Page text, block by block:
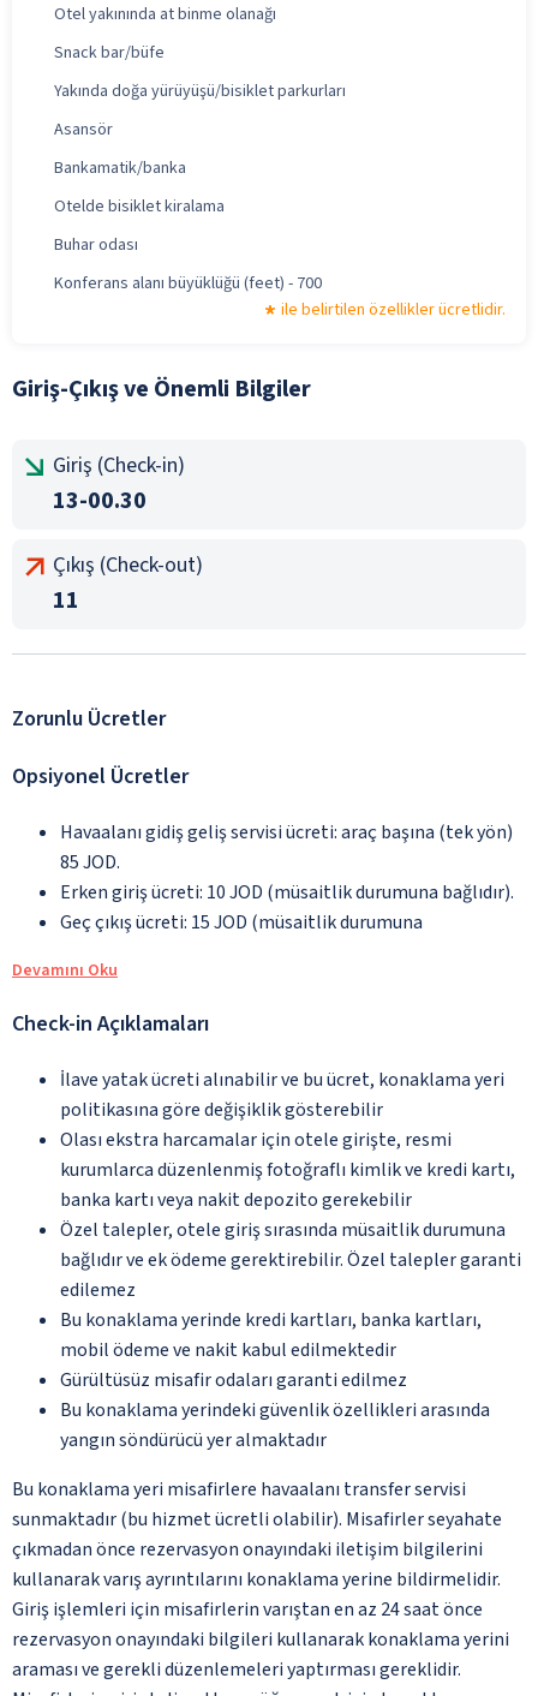
Otel yakınında at binme olanağı
Snack bar/büfe
Yakında doğa yürüyüşü/bisiklet parkurları
Asansör
Bankamatik/banka
Otelde bisiklet kiralama
Buhar odası
Konferans alanı büyüklüğü (feet) - 700
ile belirtilen özellikler ücretlidir.
Giriş-Çıkış ve Önemli Bilgiler
Giriş (Check-in)
13-00.30
Çıkış (Check-out)
11
Zorunlu Ücretler
Opsiyonel Ücretler
Havaalanı gidiş geliş servisi ücreti: araç başına (tek yön)
85 JOD.
Erken giriş ücreti: 10 JOD (müsaitlik durumuna bağlıdır).
Geç çıkış ücreti: 15 JOD (müsaitlik durumuna
Devamını Oku
Check-in Açıklamaları
İlave yatak ücreti alınabilir ve bu ücret, konaklama yeri
politikasına göre değişiklik gösterebilir
Olası ekstra harcamalar için otele girişte, resmi
kurumlarca düzenlenmiş fotoğraflı kimlik ve kredi kartı,
banka kartı veya nakit depozito gerekebilir
Özel talepler, otele giriş sırasında müsaitlik durumuna
bağlıdır ve ek ödeme gerektirebilir. Özel talepler garanti
edilemez
Bu konaklama yerinde kredi kartları, banka kartları,
mobil ödeme ve nakit kabul edilmektedir
Gürültüsüz misafir odaları garanti edilmez
Bu konaklama yerindeki güvenlik özellikleri arasında
yangın söndürücü yer almaktadır
Bu konaklama yeri misafirlere havaalanı transfer servisi
sunmaktadır (bu hizmet ücretli olabilir). Misafirler seyahate
çıkmadan önce rezervasyon onayındaki iletişim bilgilerini
kullanarak varış ayrıntılarını konaklama yerine bildirmelidir.
Giriş işlemleri için misafirlerin varıştan en az 24 saat önce
rezervasyon onayındaki bilgileri kullanarak konaklama yerini
araması ve gerekli düzenlemeleri yaptırması gereklidir.